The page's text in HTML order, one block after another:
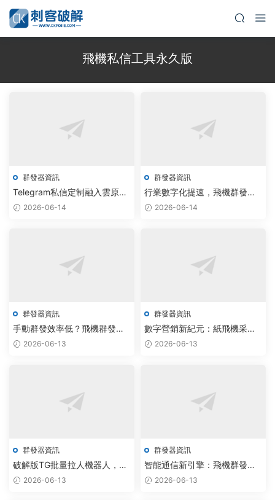
飛機私信工具永久版
群發器資訊
Telegram私信定制融入雲原生
AI，飛機群發器實現跨平台智
2026-06-14
群發器資訊
行業數字化提速，飛機群發器
與紙飛機私信軟件以AI算法重
2026-06-14
群發器資訊
手動群發效率低？飛機群發器
與紙飛機批量私信系統實現千
2026-06-13
群發器資訊
數字營銷新紀元：紙飛機采集
腳本公司聯合Telegram無限制
2026-06-13
群發器資訊
破解版TG批量拉人機器人，助
力企業解決電報私信效率低下
2026-06-13
群發器資訊
智能通信新引擎：飛機群發器
源碼與telegram協議助手落地
2026-06-13